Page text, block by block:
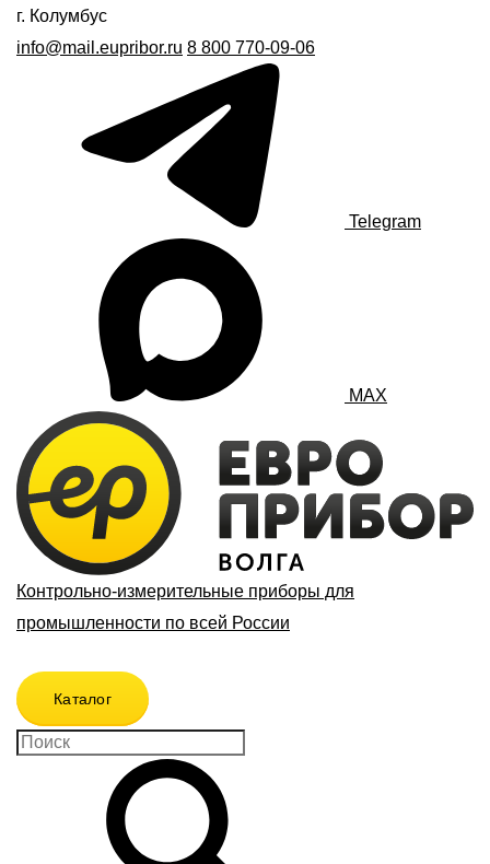
г. Колумбус
info@mail.eupribor.ru 8 800 770-09-06
Telegram
MAX
Контрольно-измерительные приборы для
промышленности по всей России
Каталог